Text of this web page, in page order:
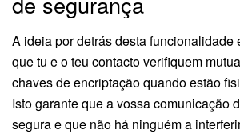
A ideia por detrás desta funcionalidade
que tu e o teu contacto verifiquem
chaves de encriptação quando estão
Isto garante que a vossa comunicação
segura e que não há ninguém a